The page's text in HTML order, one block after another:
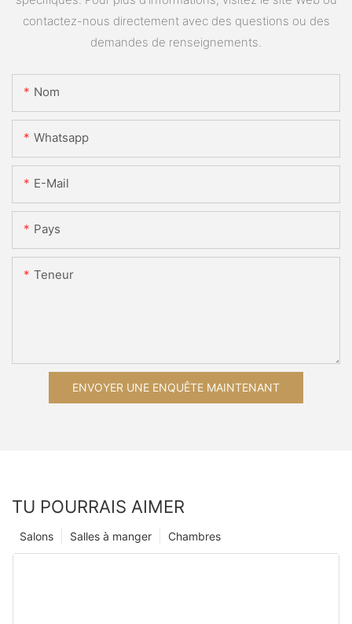
contactez-nous directement avec des questions ou des
demandes de renseignements.
Nom
Whatsapp
E-Mail
Pays
Teneur
ENVOYER UNE ENQUÊTE MAINTENANT
TU POURRAIS AIMER
Chambres
Salles à manger
Salons